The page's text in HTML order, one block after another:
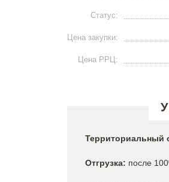
Статус:
Цена закупки:
Цена РРЦ:
Территориальный
Отгрузка: после